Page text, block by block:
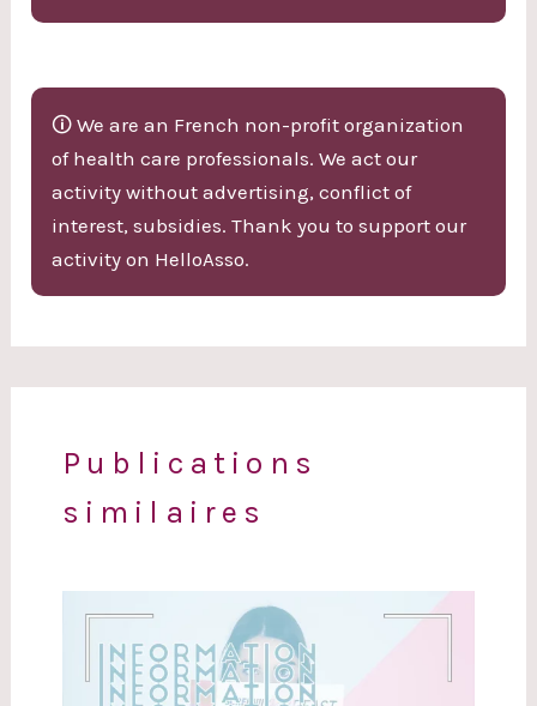
🛈 We are an French non-profit organization
of health care professionals. We act our
activity without advertising, conflict of
interest, subsidies. Thank you to support our
activity on HelloAsso.
Publications
similaires